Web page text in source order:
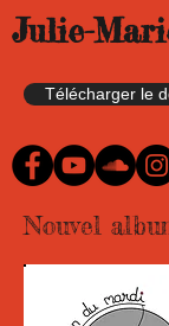
Julie-
Télécharger le
Nouvel